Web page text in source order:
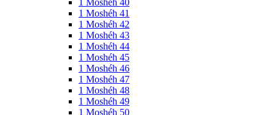
1 Moshéh 40
1 Moshéh 41
1 Moshéh 42
1 Moshéh 43
1 Moshéh 44
1 Moshéh 45
1 Moshéh 46
1 Moshéh 47
1 Moshéh 48
1 Moshéh 49
1 Moshéh 50